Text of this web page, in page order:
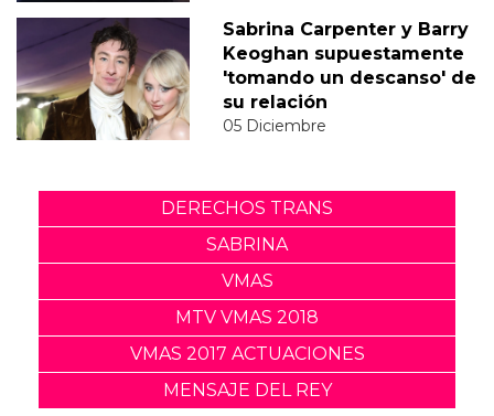
Sabrina Carpenter y Barry
Keoghan supuestamente
'tomando un descanso' de
su relación
05 Diciembre
DERECHOS TRANS
SABRINA
VMAS
MTV VMAS 2018
VMAS 2017 ACTUACIONES
MENSAJE DEL REY